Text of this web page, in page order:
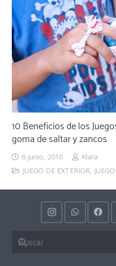
10 Beneficios de los
goma de saltar y zancos
6 junio, 2016
Klara
JUEGO DE EXTERIOR,